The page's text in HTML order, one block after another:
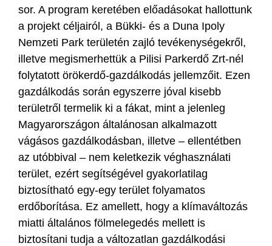
sor. A program keretében előadásokat hallottunk
a projekt céljairól, a Bükki- és a Duna Ipoly
Nemzeti Park területén zajló tevékenységekről,
illetve megismerhettük a Pilisi Parkerdő Zrt-nél
folytatott örökerdő-gazdálkodás jellemzőit. Ezen
gazdálkodás során egyszerre jóval kisebb
területről termelik ki a fákat, mint a jelenleg
Magyarországon általánosan alkalmazott
vágásos gazdálkodásban, illetve – ellentétben
az utóbbival – nem keletkezik véghasználati
terület, ezért segítségével gyakorlatilag
biztosítható egy-egy terület folyamatos
erdőborítása. Ez amellett, hogy a klímaváltozás
miatti általános fölmelegedés mellett is
biztosítani tudja a változatlan gazdálkodási